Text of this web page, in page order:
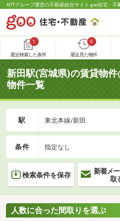
NTTグループ運営の不動産総合サイト goo住宅・不
1
最近検索した条件
0
最近見た物件
新田駅(宮城県)の賃貸物件
物件一覧
駅 東北本線/新田
条件 指定なし
検索条件を保存
新着メ
取
人数に合った間取りを選ぶ